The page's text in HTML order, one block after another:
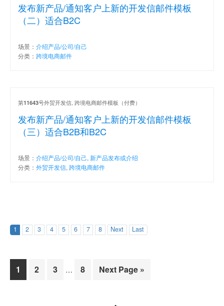
发布新产品/通知客户上新的开发信邮件模板
（二）适合B2C
场景： 介绍产品/公司/自己
分类： 跨境电商邮件
发布新产品/通知客户上新的开发信邮件模板
（三）适合B2B和B2C
第11643号外贸开发信, 跨境电商邮件模板（付费）
场景： 介绍产品/公司/自己, 新产品发布或介绍
分类： 外贸开发信, 跨境电商邮件
1 2 3 4 5 6 7 8 Next Last
Page
1 Page
2 Page
3 … Page
8 Next Page »